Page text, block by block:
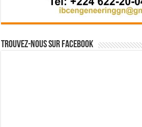
Trouvez-nous sur Facebook